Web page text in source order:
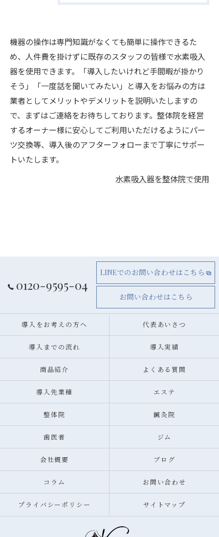
機器の操作は専門知識がなくても簡単に操作できるた
め、人件費を掛けずに既存のスタッフの皆様で水素吸入
器を使用できます。「導入したいけれど手間暇が掛かり
そう」「一度話を聞いてみたい」と導入をお悩みの方は
業者としてメリットやデメリットを説明いたしますの
で、まずはご連絡をお待ちしております。整体院を経営
するオーナー様に安心してご利用いただけるようにパー
ツ交換等、導入後のアフターフォローまで丁寧にサポー
トいたします。
水素吸入器を整体院で使用
0120-9595-04
LINEでのお問い合わせはこちら
お問い合わせはこちら
導入をお考えの方へ 代表あいさつ
導入までの流れ 導入実績
商品紹介 よくある質問
導入先業種 エステ
整体院 鍼灸院
歯医者 ジム
会社概要 ブログ
コラム お問い合わせ
プライバシーポリシー サイトマップ